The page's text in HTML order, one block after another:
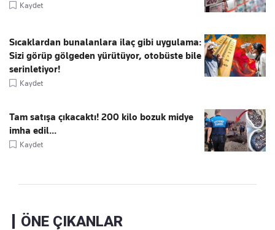
Kaydet
Sıcaklardan bunalanlara ilaç gibi uygulama:
Sizi görüp gölgeden yürütüyor, otobüste bile
serinletiyor!
Kaydet
Tam satışa çıkacaktı! 200 kilo bozuk midye
imha edil...
Kaydet
ÖNE ÇIKANLAR